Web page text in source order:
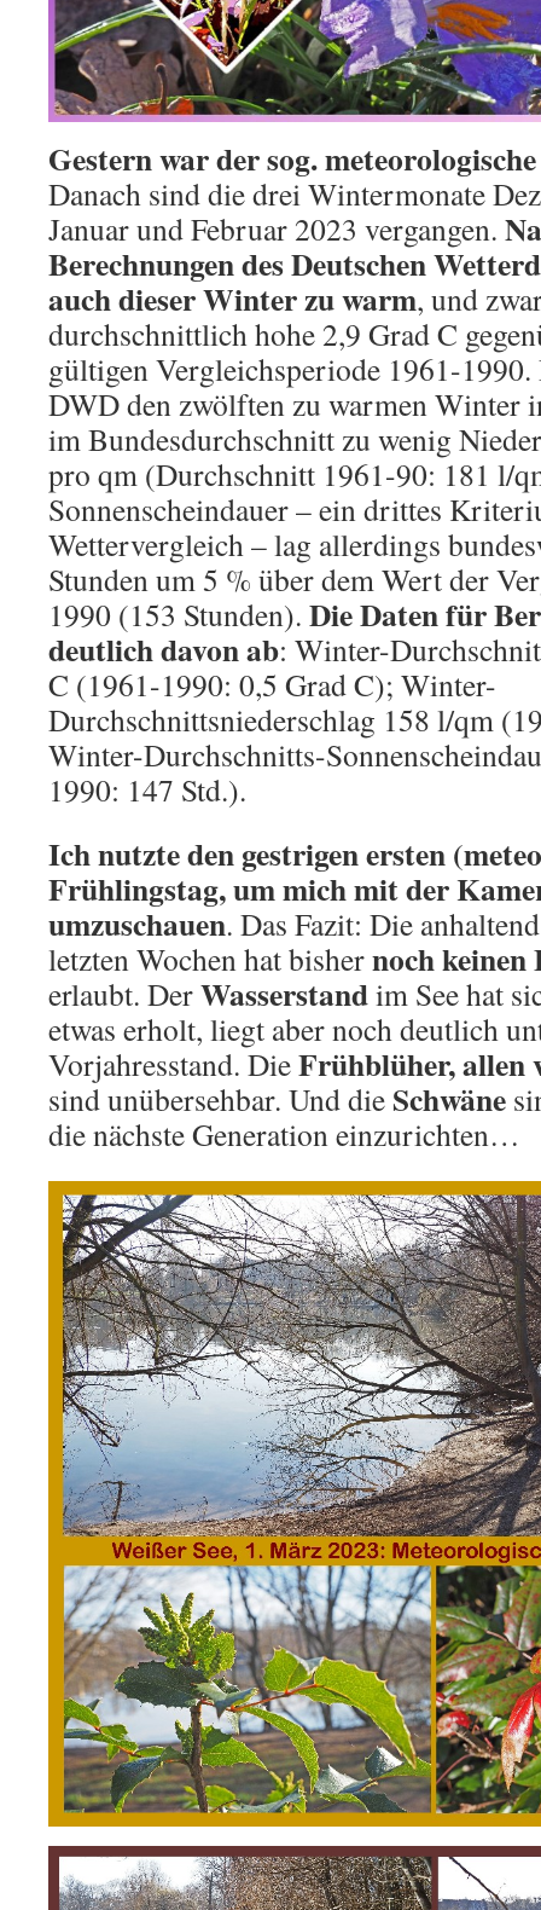
Gestern war der sog.
Danach sind die drei Wintermonate
Januar und Februar 2023 vergangen.
Berechnungen des Deutschen
auch dieser Winter zu warm, und
durchschnittlich hohe 2,9 Grad C
gültigen Vergleichsperiode 1961-
DWD den zwölften zu warmen Winter
im Bundesdurchschnitt zu wenig
pro qm (Durchschnitt 1961-90: 181 l/
Sonnenscheindauer – ein drittes
Wettervergleich – lag allerdings
Stunden um 5 % über dem Wert der
1990 (153 Stunden). Die Daten für
deutlich davon ab: Winter-
C (1961-1990: 0,5 Grad C); Winter-
Durchschnittsniederschlag 158 l/qm
Winter-Durchschnitts-
1990: 147 Std.).
Ich nutzte den gestrigen ersten
Frühlingstag, um mich mit der
umzuschauen. Das Fazit: Die
letzten Wochen hat bishernoch
erlaubt. DerWasserstandim See hat
etwas erholt, liegt aber noch deutlich
Vorjahresstand. DieFrühblüher, allen
sind unübersehbar. Und die Schwäne
die nächste Generation einzurichten…